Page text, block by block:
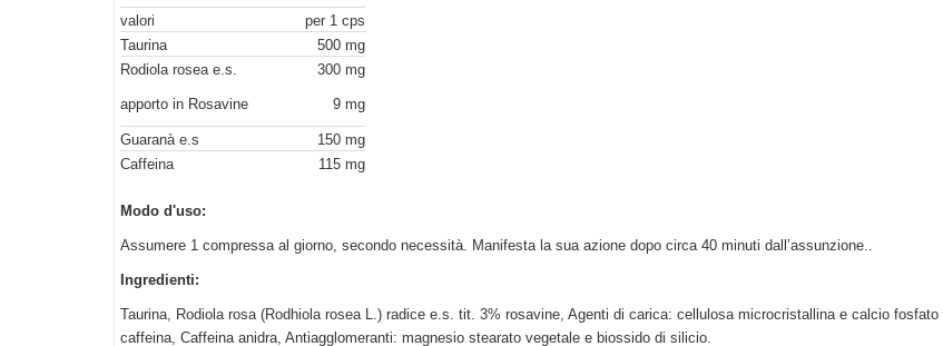
valori
per 1 cps
Taurina
500 mg
Rodiola rosea e.s.
apporto in Rosavine
300 mg
9 mg
Guaranà e.s
150 mg
Caffeina
115 mg
Modo d'uso:
Assumere 1 compressa al giorno, secondo necessità. Manifesta la sua azione dopo circa 40 minuti dall’assunzione..
Ingredienti:
Taurina, Rodiola rosa (Rodhiola rosea L.) radice e.s. tit. 3% rosavine, Agenti di carica: cellulosa microcristallina e calcio
caffeina, Caffeina anidra, Antiagglomeranti: magnesio stearato vegetale e biossido di silicio.